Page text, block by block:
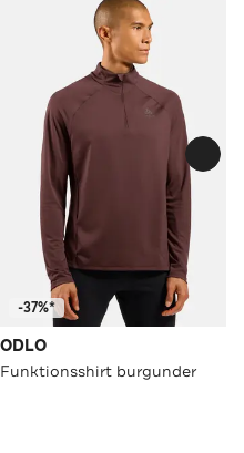
-37%*
ODLO
Funktionsshirt burgunder